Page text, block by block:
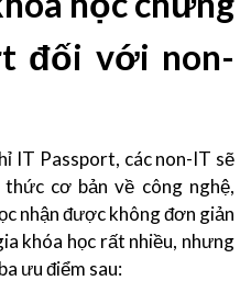
đối với non-
IT Passport, các non-IT sẽ
cơ bản về công nghệ,
nhận được không đơn giản
khóa học rất nhiều, nhưng
ưu điểm sau: